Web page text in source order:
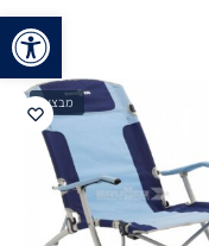
מבצע!